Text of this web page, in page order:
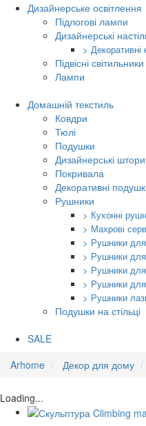
Дизайнерське освітлення
Підлогові лампи
Дизайнерські
> Декоративні
Підвісні світильники
Лампи
Домашній текстиль
Ковдри
Тюлі
Подушки
Дизайнерські штори
Покривала
Декоративні
Рушники
> Кухонні
> Махрові
> Рушники для
> Рушники
> Рушники
> Рушники
> Рушники
Подушки на стільці
SALE
Arhome
Декор для дому
Loading...